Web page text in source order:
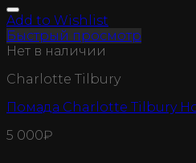
Add to Wishlist
Быстрый просмотр
Нет в наличии
Charlotte Tilbury
Помада Charlotte Tilbury
5 000₽